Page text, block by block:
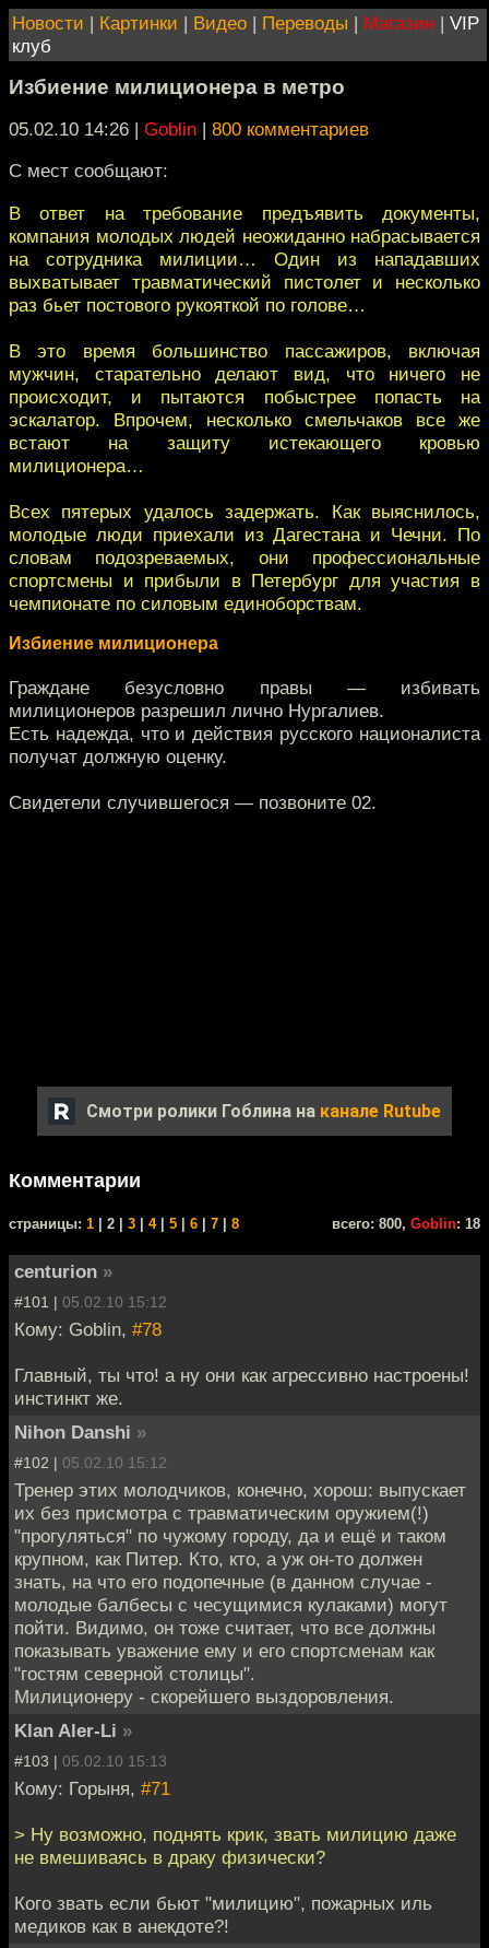
Новости | Картинки | Видео | Переводы | Магазин | VIP
клуб
Избиение милиционера в метро
05.02.10 14:26 | Goblin | 800 комментариев
С мест сообщают:
В ответ на требование предъявить документы,
компания молодых людей неожиданно набрасывается
на сотрудника милиции… Один из нападавших
выхватывает травматический пистолет и несколько
раз бьет постового рукояткой по голове…
В это время большинство пассажиров, включая
мужчин, старательно делают вид, что ничего не
происходит, и пытаются побыстрее попасть на
эскалатор. Впрочем, несколько смельчаков все же
встают на защиту истекающего кровью
милиционера…
Всех пятерых удалось задержать. Как выяснилось,
молодые люди приехали из Дагестана и Чечни. По
словам подозреваемых, они профессиональные
спортсмены и прибыли в Петербург для участия в
чемпионате по силовым единоборствам.
Избиение милиционера
Граждане безусловно правы — избивать
милиционеров разрешил лично Нургалиев.
Есть надежда, что и действия русского националиста
получат должную оценку.
Свидетели случившегося — позвоните 02.
Смотри ролики Гоблина на канале Rutube
Комментарии
cтраницы: 1 | 2 | 3 4| 5 6 7 8 всего: 800, Goblin: 18
centurion »
#101 | 05.02.10 15:12
Кому: Goblin, #78
Главный, ты что! а ну они как агрессивно настроены!
инстинкт же.
Nihon Danshi »
#102 | 05.02.10 15:12
Тренер этих молодчиков, конечно, хорош: выпускает
их без присмотра с травматическим оружием(!)
"прогуляться" по чужому городу, да и ещё и таком
крупном, как Питер. Кто, кто, а уж он-то должен
знать, на что его подопечные (в данном случае -
молодые балбесы с чесущимися кулаками) могут
пойти. Видимо, он тоже считает, что все должны
показывать уважение ему и его спортсменам как
"гостям северной столицы".
Милиционеру - скорейшего выздоровления.
Klan Aler-Li »
#103 | 05.02.10 15:13
Кому: Горыня, #71
> Ну возможно, поднять крик, звать милицию даже
не вмешиваясь в драку физически?
Кого звать если бьют "милицию", пожарных иль
медиков как в анекдоте?!